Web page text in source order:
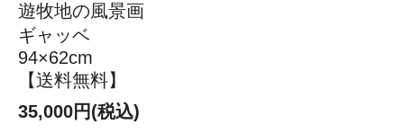
遊牧地の風景画
ギャッベ
94×62cm
【送料無料】
35,000円(税込)